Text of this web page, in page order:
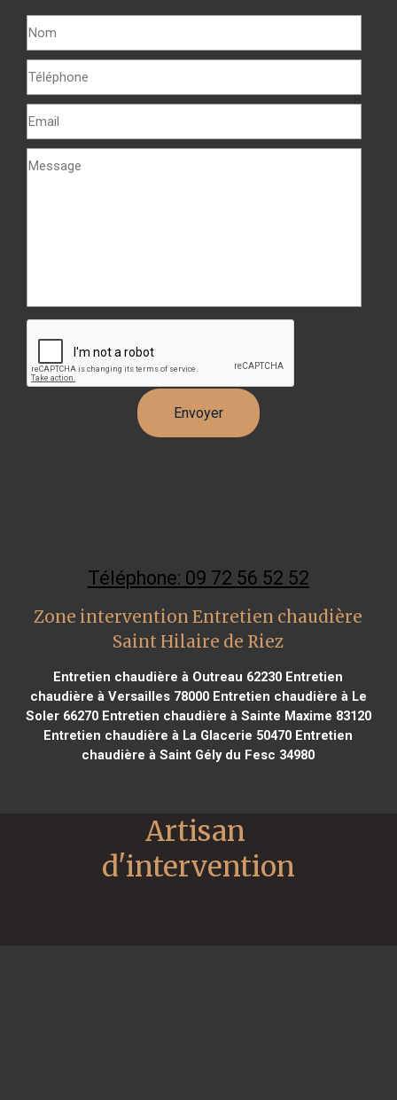
Téléphone: 09 72 56 52 52
Zone intervention Entretien chaudière
Saint Hilaire de Riez
Entretien chaudière à Outreau 62230 Entretien
chaudière à Versailles 78000Entretien chaudière à Le
Soler 66270Entretien chaudière à Sainte Maxime 83120
Entretien chaudière à La Glacerie 50470 Entretien
chaudière à Saint Gély du Fesc 34980
Artisan
d'intervention